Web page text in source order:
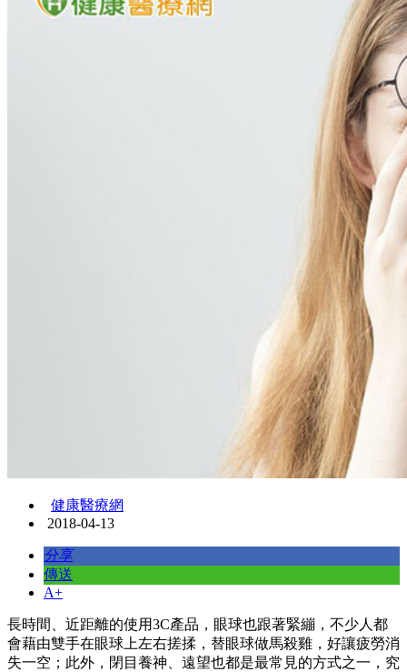
健康醫療網
2018-04-13
分享
傳送
A+
長時間、近距離的使用3C產品，眼球也跟著緊繃，不少人都
會藉由雙手在眼球上左右搓揉，替眼球做馬殺雞，好讓疲勞消
失一空；此外，閉目養神、遠望也都是最常見的方式之一，究